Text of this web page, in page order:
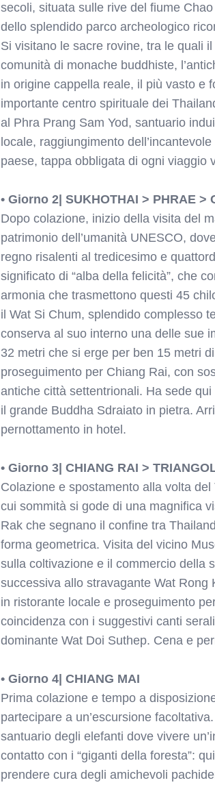
secoli, situata sulle rive del fiume
dello splendido parco archeologico
Si visitano le sacre rovine, tra le quali
comunità di monache buddhiste,
in origine cappella reale, il più vasto e
importante centro spirituale dei
al Phra Prang Sam Yod, santuario
locale, raggiungimento
paese, tappa obbligata di ogni viaggio
• Giorno 2| SUKHOTHAI > PHRAE >
Dopo colazione, inizio della visita del
patrimonio dell’umanità UNESCO,
regno risalenti al tredicesimo e
significato di “alba della felicità”, che
armonia che trasmettono questi 45
il Wat Si Chum, splendido complesso
conserva al suo interno una delle sue
32 metri che si erge per ben 15 metri
proseguimento per Chiang Rai, con
antiche città settentrionali. Ha sede
il grande Buddha Sdraiato in pietra.
pernottamento in hotel.
• Giorno 3| CHIANG RAI >
Colazione e spostamento alla volta
cui sommità si gode di una magnifica
Rak che segnano il confine tra
forma geometrica. Visita del vicino
sulla coltivazione e il commercio della
successiva allo stravagante Wat
in ristorante locale e proseguimento
coincidenza con i suggestivi canti
dominante Wat Doi Suthep. Cena e
• Giorno 4| CHIANG MAI
Prima colazione e tempo a
partecipare a un’escursione
santuario degli elefanti dove vivere
contatto con i “giganti della foresta”:
prendere cura degli amichevoli